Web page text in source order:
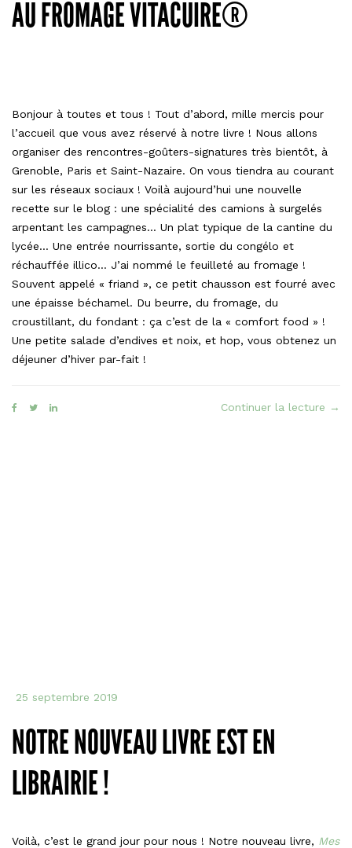
AU FROMAGE VITACUIRE®
Bonjour à toutes et tous ! Tout d’abord, mille mercis pour
l’accueil que vous avez réservé à notre livre ! Nous allons
organiser des rencontres-goûters-signatures très bientôt, à
Grenoble, Paris et Saint-Nazaire. On vous tiendra au courant
sur les réseaux sociaux ! Voilà aujourd’hui une nouvelle
recette sur le blog : une spécialité des camions à surgelés
arpentant les campagnes… Un plat typique de la cantine du
lycée… Une entrée nourrissante, sortie du congélo et
réchauffée illico… J’ai nommé le feuilleté au fromage !
Souvent appelé « friand », ce petit chausson est fourré avec
une épaisse béchamel. Du beurre, du fromage, du
croustillant, du fondant : ça c’est de la « comfort food » !
Une petite salade d’endives et noix, et hop, vous obtenez un
déjeuner d’hiver par-fait !
Continuer la lecture «
→
25 septembre 2019
NOTRE NOUVEAU LIVRE EST EN
LIBRAIRIE !
Voilà, c’est le grand jour pour nous ! Notre nouveau livre, Mes